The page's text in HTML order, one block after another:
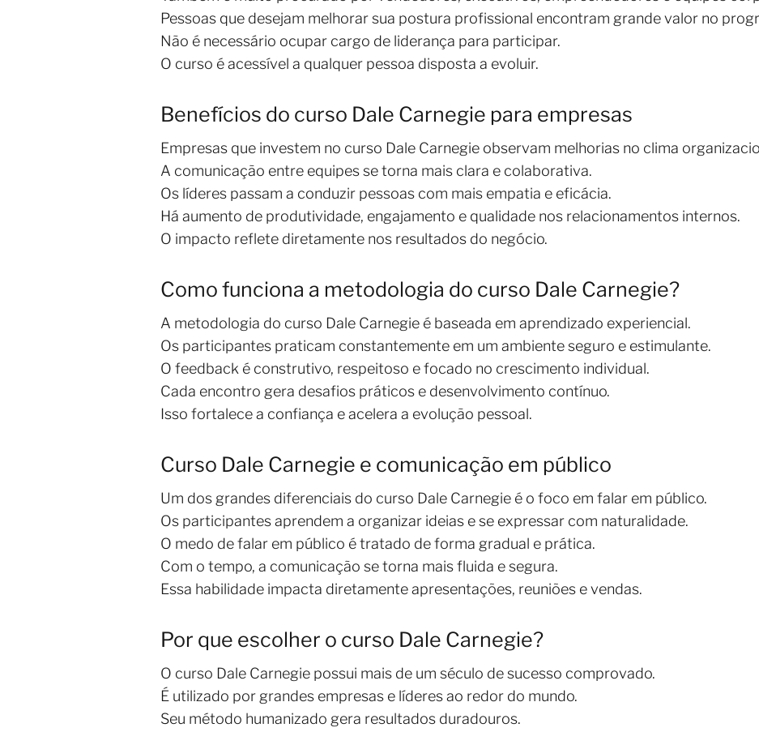
Pessoas que desejam melhorar sua postura profissional encontram grande valor no
Não é necessário ocupar cargo de liderança para participar.
O curso é acessível a qualquer pessoa disposta a evoluir.
Benefícios do curso Dale Carnegie para empresas
Empresas que investem no curso Dale Carnegie observam melhorias no clima
A comunicação entre equipes se torna mais clara e colaborativa.
Os líderes passam a conduzir pessoas com mais empatia e eficácia.
Há aumento de produtividade, engajamento e qualidade nos relacionamentos internos.
O impacto reflete diretamente nos resultados do negócio.
Como funciona a metodologia do curso Dale Carnegie?
A metodologia do curso Dale Carnegie é baseada em aprendizado experiencial.
Os participantes praticam constantemente em um ambiente seguro e estimulante.
O feedback é construtivo, respeitoso e focado no crescimento individual.
Cada encontro gera desafios práticos e desenvolvimento contínuo.
Isso fortalece a confiança e acelera a evolução pessoal.
Curso Dale Carnegie e comunicação em público
Um dos grandes diferenciais do curso Dale Carnegie é o foco em falar em público.
Os participantes aprendem a organizar ideias e se expressar com naturalidade.
O medo de falar em público é tratado de forma gradual e prática.
Com o tempo, a comunicação se torna mais fluida e segura.
Essa habilidade impacta diretamente apresentações, reuniões e vendas.
Por que escolher o curso Dale Carnegie?
O curso Dale Carnegie possui mais de um século de sucesso comprovado.
É utilizado por grandes empresas e líderes ao redor do mundo.
Seu método humanizado gera resultados duradouros.